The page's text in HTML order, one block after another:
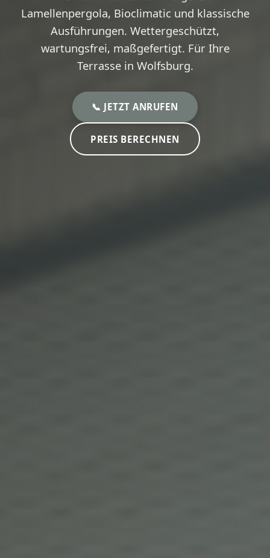
Lamellenpergola, Bioclimatic und klassische
Ausführungen. Wettergeschützt,
wartungsfrei, maßgefertigt. Für Ihre
Terrasse in Wolfsburg.
📞 JETZT ANRUFEN
PREIS BERECHNEN